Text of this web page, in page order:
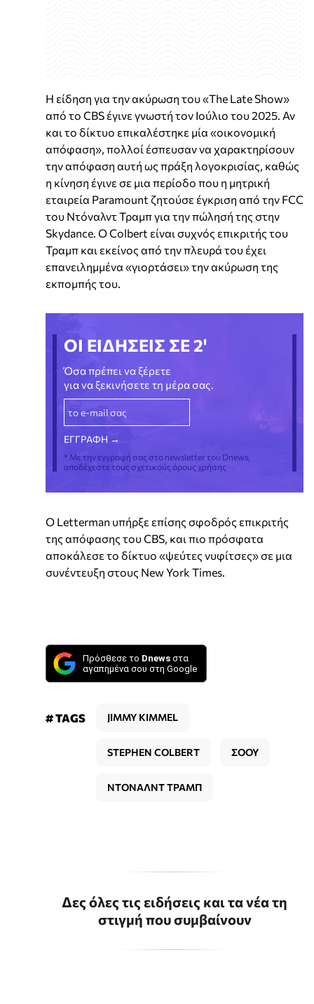
Η είδηση ​​για την ακύρωση του «The Late Show»
από το CBS έγινε γνωστή τον Ιούλιο του 2025. Αν
και το δίκτυο επικαλέστηκε μία «οικονομική
απόφαση», πολλοί έσπευσαν να χαρακτηρίσουν
την απόφαση αυτή ως πράξη λογοκρισίας, καθώς
η κίνηση έγινε σε μια περίοδο που η μητρική
εταιρεία Paramount ζητούσε έγκριση από την FCC
του Ντόναλντ Τραμπ για την πώλησή της στην
Skydance. Ο Colbert είναι συχνός επικριτής του
Τραμπ και εκείνος από την πλευρά του έχει
επανειλημμένα «γιορτάσει» την ακύρωση της
εκπομπής του.
ΟΙ ΕΙΔΗΣΕΙΣ ΣΕ 2'
Όσα πρέπει να ξέρετε
για να ξεκινήσετε τη μέρα σας.
* Με την εγγραφή σας στο newsletter του Dnews,
αποδέχεστε τους σχετικούς όρους χρήσης
Ο Letterman υπήρξε επίσης σφοδρός επικριτής
της απόφασης του CBS, και πιο πρόσφατα
αποκάλεσε το δίκτυο «ψεύτες νυφίτσες» σε μια
συνέντευξη στους New York Times.
Πρόσθεσε το Dnews στα
αγαπημένα σου στη Google
# TAGS JIMMY KIMMEL
STEPHEN COLBERT ΣΟΟΥ
ΝΤΟΝΑΛΝΤ ΤΡΑΜΠ
Δες όλες τις ειδήσεις και τα νέα τη
στιγμή που συμβαίνουν